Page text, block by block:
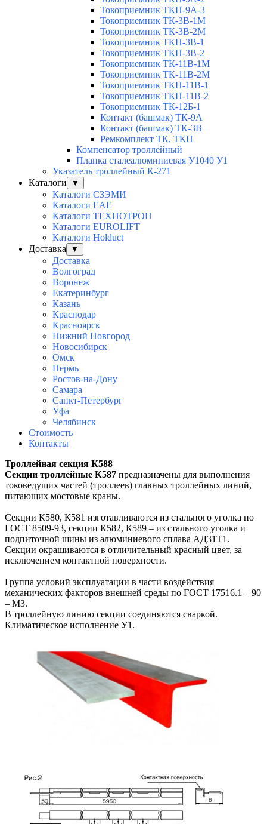
Токоприемник ТКН-9А-3
Токоприемник ТК-3В-1М
Токоприемник ТК-3В-2М
Токоприемник ТКН-3В-1
Токоприемник ТКН-3В-2
Токоприемник ТК-11В-1М
Токоприемник ТК-11В-2М
Токоприемник ТКН-11В-1
Токоприемник ТКН-11В-2
Токоприемник ТК-12Б-1
Контакт (башмак) ТК-9А
Контакт (башмак) ТК-3В
Ремкомплект ТК, ТКН
Компенсатор троллейный
Планка сталеалюминиевая У1040 У1
Указатель троллейный К-271
Каталоги
▼
Каталоги СЗЭМИ
Каталоги EAE
Каталоги ТЕХНОТРОН
Каталоги EUROLIFT
Каталоги Holduct
Доставка
▼
Доставка
Волгоград
Воронеж
Екатеринбург
Казань
Краснодар
Красноярск
Нижний Новгород
Новосибирск
Омск
Пермь
Ростов-на-Дону
Самара
Санкт-Петербург
Уфа
Челябинск
Стоимость
Контакты
Троллейная секция К588
Секции троллейные К587 предназначены для выполнения
токоведущих частей (троллеев) главных троллейных линий,
питающих мостовые краны.
Секции К580, К581 изготавливаются из стального уголка по
ГОСТ 8509-93, секции К582, К589 – из стального уголка и
подпиточной шины из алюминиевого сплава АД31Т1.
Секции окрашиваются в отличительный красный цвет, за
исключением контактной поверхности.
Группа условий эксплуатации в части воздействия
механических факторов внешней среды по ГОСТ 17516.1 – 90
– М3.
В троллейную линию секции соединяются сваркой.
Климатическое исполнение У1.